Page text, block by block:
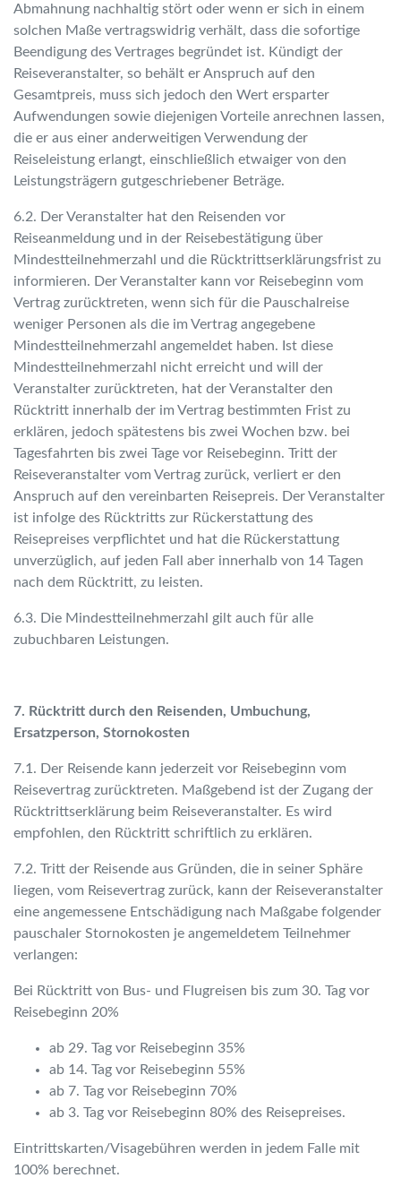
Sie haben noch keine Reisen auf der Merkliste
gespeichert
Abmahnung nachhaltig stört oder wenn er sich in einem
solchen Maße vertragswidrig verhält, dass die sofortige
Beendigung des Vertrages begründet ist. Kündigt der
Reiseveranstalter, so behält er Anspruch auf den
Gesamtpreis, muss sich jedoch den Wert ersparter
Aufwendungen sowie diejenigen Vorteile anrechnen lassen,
die er aus einer anderweitigen Verwendung der
Reiseleistung erlangt, einschließlich etwaiger von den
Leistungsträgern gutgeschriebener Beträge.
6.2. Der Veranstalter hat den Reisenden vor
Reiseanmeldung und in der Reisebestätigung über
Mindestteilnehmerzahl und die Rücktrittserklärungsfrist zu
informieren. Der Veranstalter kann vor Reisebeginn vom
Vertrag zurücktreten, wenn sich für die Pauschalreise
weniger Personen als die im Vertrag angegebene
Mindestteilnehmerzahl angemeldet haben. Ist diese
Mindestteilnehmerzahl nicht erreicht und will der
Veranstalter zurücktreten, hat der Veranstalter den
Rücktritt innerhalb der im Vertrag bestimmten Frist zu
erklären, jedoch spätestens bis zwei Wochen bzw. bei
Tagesfahrten bis zwei Tage vor Reisebeginn. Tritt der
Reiseveranstalter vom Vertrag zurück, verliert er den
Anspruch auf den vereinbarten Reisepreis. Der Veranstalter
ist infolge des Rücktritts zur Rückerstattung des
Reisepreises verpflichtet und hat die Rückerstattung
unverzüglich, auf jeden Fall aber innerhalb von 14 Tagen
nach dem Rücktritt, zu leisten.
6.3. Die Mindestteilnehmerzahl gilt auch für alle
zubuchbaren Leistungen.
7. Rücktritt durch den Reisenden, Umbuchung,
Ersatzperson, Stornokosten
7.1. Der Reisende kann jederzeit vor Reisebeginn vom
Reisevertrag zurücktreten. Maßgebend ist der Zugang der
Rücktrittserklärung beim Reiseveranstalter. Es wird
empfohlen, den Rücktritt schriftlich zu erklären.
7.2. Tritt der Reisende aus Gründen, die in seiner Sphäre
liegen, vom Reisevertrag zurück, kann der Reiseveranstalter
eine angemessene Entschädigung nach Maßgabe folgender
pauschaler Stornokosten je angemeldetem Teilnehmer
verlangen:
Bei Rücktritt von Bus- und Flugreisen bis zum 30. Tag vor
Reisebeginn 20%
ab 29. Tag vor Reisebeginn 35%
ab 14. Tag vor Reisebeginn 55%
ab 7. Tag vor Reisebeginn 70%
ab 3. Tag vor Reisebeginn 80% des Reisepreises.
Eintrittskarten/Visagebühren werden in jedem Falle mit
100% berechnet.